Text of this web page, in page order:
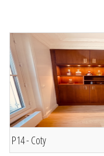
P14 - Coty